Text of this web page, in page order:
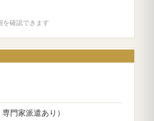
を確認できます
門家派遣あり）